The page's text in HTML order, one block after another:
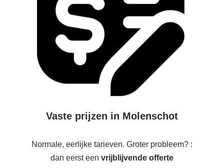
Vaste prijzen in Molenschot
Normale, eerlijke tarieven. Groter probleem? :
dan eerst een vrijblijvende offerte